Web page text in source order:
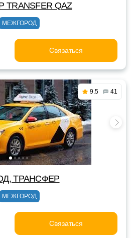
QАZ
МЕЖГОРОД
Связаться
9.5 41
ТРАНСФЕР
МЕЖГОРОД
Связаться